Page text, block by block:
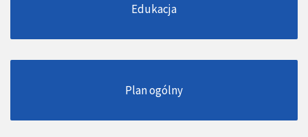
Edukacja
Plan ogólny